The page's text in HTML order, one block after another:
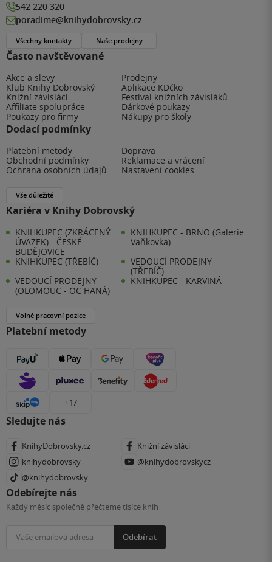
Často navštěvované
Akce a slevy
Prodejny
Klub Knihy Dobrovský
Aplikace KDčko
Knižní závisláci
Festival knižních závisláků
Affiliate spolupráce
Dárkové poukazy
Poukazy pro firmy
Nákupy pro školy
Dodací podmínky
Platební metody
Doprava
Obchodní podmínky
Reklamace a vrácení
Ochrana osobních údajů
Nastavení cookies
Vše důležité
Kariéra v Knihy Dobrovský
KNIHKUPEC (ZKRÁCENÝ
ÚVAZEK) - ČESKÉ
BUDĚJOVICE
KNIHKUPEC - BRNO (Galerie
Vaňkovka)
KNIHKUPEC (TŘEBÍČ)
VEDOUCÍ PRODEJNY
(TŘEBÍČ)
VEDOUCÍ PRODEJNY
(OLOMOUC - OC HANÁ)
KNIHKUPEC - KARVINÁ
Volné pracovní pozice
Platební metody
+ 17
Sledujte nás
KnihyDobrovsky.cz
Knižní závisláci
knihydobrovsky
@knihydobrovskycz
@knihydobrovsky
Odebírejte nás
Každý měsíc společně přečteme tisíce knih
Odebírat
542 220 320
poradime@knihydobrovsky.cz
Všechny kontakty Naše prodejny